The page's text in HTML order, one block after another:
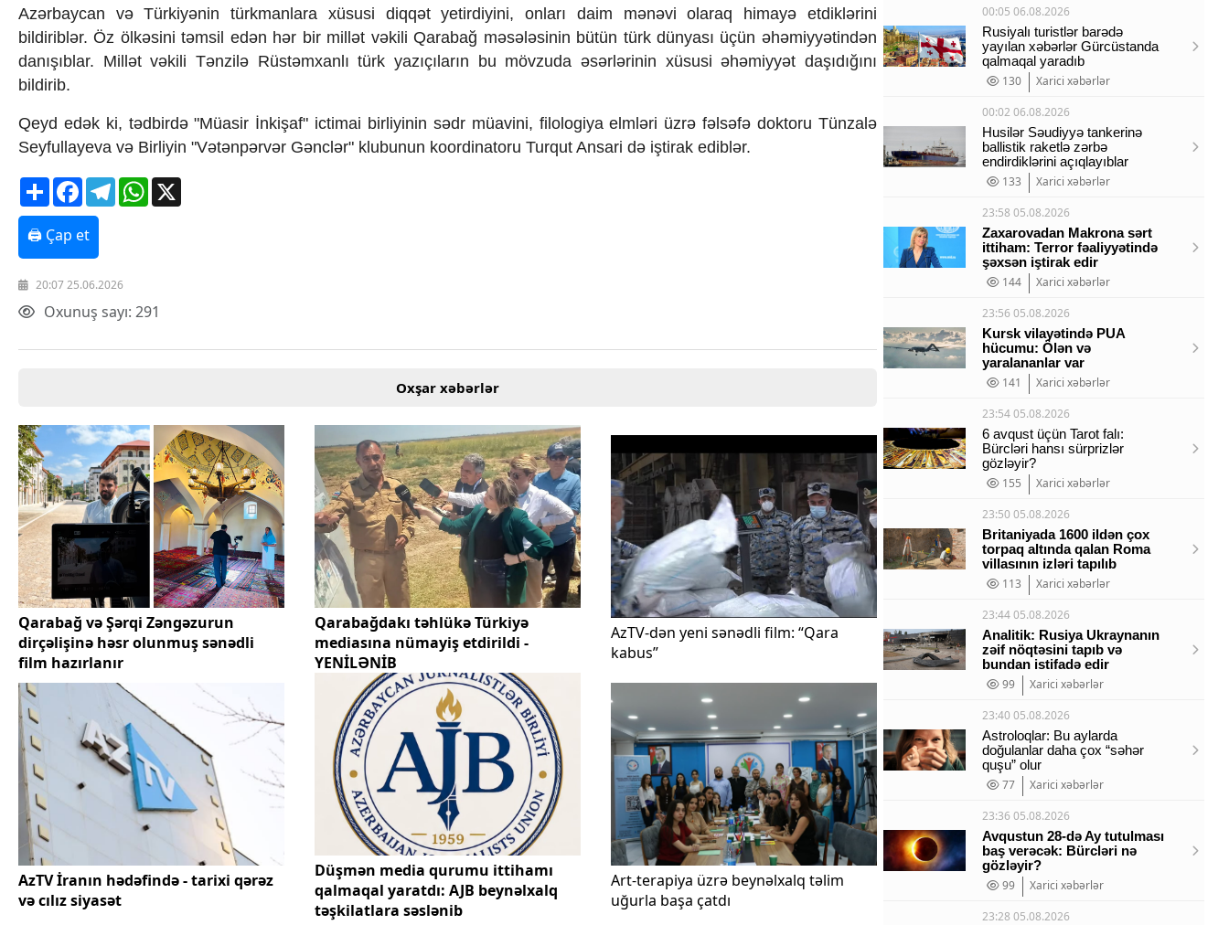
Azərbaycan və Türkiyənin türkmanlara xüsusi diqqət yetirdiyini, onları daim mənəvi olaraq himayə etdiklərini
bildiriblər. Öz ölkəsini təmsil edən hər bir millət vəkili Qarabağ məsələsinin bütün türk dünyası üçün əhəmiyyətindən
danışıblar. Millət vəkili Tənzilə Rüstəmxanlı türk yazıçıların bu mövzuda əsərlərinin xüsusi əhəmiyyət daşıdığını
bildirib.
Qeyd edək ki, tədbirdə "Müasir İnkişaf" ictimai birliyinin sədr müavini, filologiya elmləri üzrə fəlsəfə doktoru Tünzalə
Seyfullayeva və Birliyin "Vətənpərvər Gənclər" klubunun koordinatoru Turqut Ansari də iştirak ediblər.
ShareFacebookTelegramWhatsApp
🖨 Çap et
20:07 25.06.2026
Oxunuş sayı: 291
Oxşar xəbərlər
Qarabağ və Şərqi Zəngəzurun
dirçəlişinə həsr olunmuş sənədli
film hazırlanır
Qarabağdakı təhlükə Türkiyə
mediasına nümayiş etdirildi -
YENİLƏNİB
AzTV-dən yeni sənədli film: “Qara
kabus”
AzTV İranın hədəfində - tarixi qərəz
və cılız siyasət
Düşmən media qurumu ittihamı
qalmaqal yaratdı: AJB beynəlxalq
təşkilatlara səslənib
Art-terapiya üzrə beynəlxalq təlim
uğurla başa çatdı
00:05 06.08.2026
Rusiyalı turistlər barədə
yayılan xəbərlər Gürcüstanda
qalmaqal yaradıb
130
Xarici xəbərlər
00:02 06.08.2026
Husilər Səudiyyə tankerinə
ballistik raketlə zərbə
endirdiklərini açıqlayıblar
133
Xarici xəbərlər
23:58 05.08.2026
Zaxarovadan Makrona sərt
ittiham: Terror fəaliyyətində
şəxsən iştirak edir
144
Xarici xəbərlər
23:56 05.08.2026
Kursk vilayətində PUA
hücumu: Ölən və
yaralananlar var
141
Xarici xəbərlər
23:54 05.08.2026
6 avqust üçün Tarot falı:
Bürcləri hansı sürprizlər
gözləyir?
155
Xarici xəbərlər
23:50 05.08.2026
Britaniyada 1600 ildən çox
torpaq altında qalan Roma
villasının izləri tapılıb
113
Xarici xəbərlər
23:44 05.08.2026
Analitik: Rusiya Ukraynanın
zəif nöqtəsini tapıb və
bundan istifadə edir
99
Xarici xəbərlər
23:40 05.08.2026
Astroloqlar: Bu aylarda
doğulanlar daha çox “səhər
quşu” olur
77
Xarici xəbərlər
23:36 05.08.2026
Avqustun 28-də Ay tutulması
baş verəcək: Bürcləri nə
gözləyir?
99
Xarici xəbərlər
23:28 05.08.2026